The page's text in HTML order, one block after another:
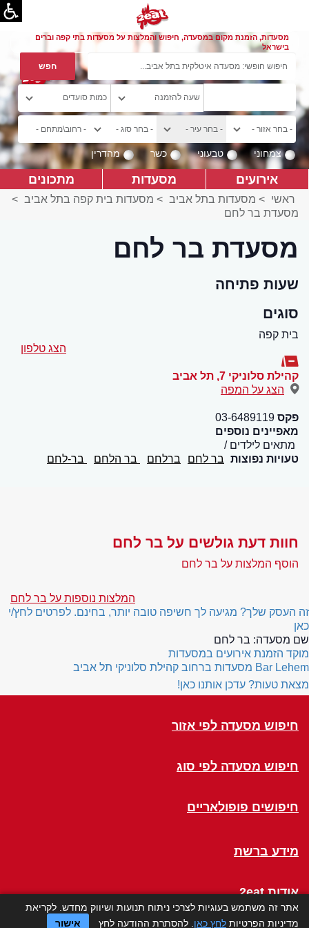
מסעדות, הזמנת מקום במסעדה, חיפוש והמלצות על מסעדות בתי קפה וברים
בישראל
צמחוני טבעוני כשר מהדרין
אירועים מסעדות מתכונים
ראשי > מסעדות בתל אביב > מסעדות בית קפה בתל אביב >
מסעדת בר לחם
מסעדת בר לחם
שעות פתיחה
סוגים
בית קפה
הצג טלפון
קהילת סלוניקי 7 , תל אביב
הצג על המפה
פקס 03-6489119
מאפיינים נוספים
מתאים לילדים
טעויות נפוצות בר לחם ברלחם בר הלחם בר-לחם
חוות דעת גולשים על בר לחם
הוסף המלצות על בר לחם
המלצות נוספות על בר לחם
זה העסק שלך? מגיעה לך חשיפה טובה יותר, בחינם. לפרטים לחץ/י
כאן
שם מסעדה: בר לחם
מוקד הזמנת אירועים במסעדות
Bar Lehem מסעדות ברחוב קהילת סלוניקי תל אביב
מצאת טעות? עדכן אותנו כאן!
חיפוש מסעדה לפי אזור
חיפוש מסעדה לפי סוג
חיפושים פופולאריים
מידע ברשת
אודות 2eat
אתר זה משתמש בעוגיות לצרכי ניתוח תנועות ושיווק מחדש. לקריאת
מדיניות הפרטיות לחץ כאן . להסתרת ההודעה לחץ אישור